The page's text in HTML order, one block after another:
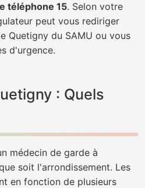
téléphone 15. Selon votre
peut vous rediriger
Quetigny du SAMU ou vous
d'urgence.
: Quels
médecin de garde à
soit l'arrondissement. Les
en fonction de plusieurs